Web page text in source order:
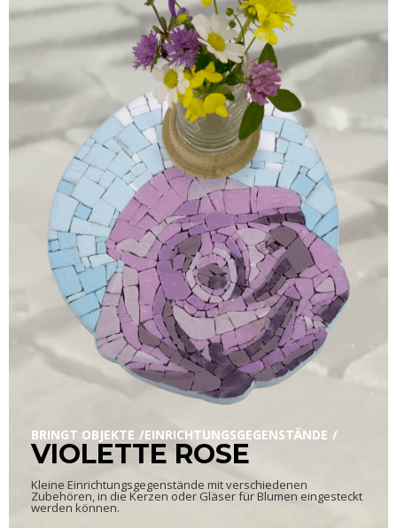
BRINGT OBJEKTE EINRICHTUNGSGEGENSTÄNDE
VIOLETTE ROSE
Kleine Einrichtungsgegenstände mit verschiedenen
Zubehören, in die Kerzen oder Gläser für Blumen eingesteckt
werden können.